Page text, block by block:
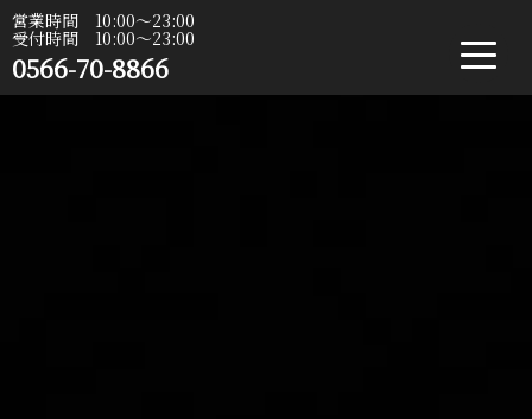
営業時間 10:00〜23:00
受付時間 10:00〜23:00
0566-70-8866